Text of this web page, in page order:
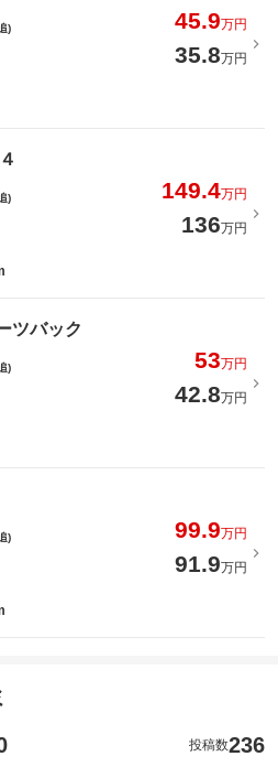
)
45.9万円
35.8万円
)
149.4万円
136万円
ツバック
)
53万円
42.8万円
)
99.9万円
91.9万円
投稿数236